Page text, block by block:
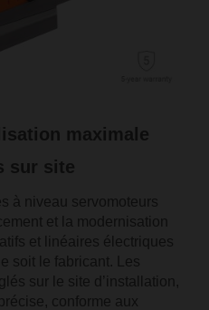
maximale
sur site
à niveau servomoteurs
et la modernisation
et linéaires électriques
soit le fabricant. Les
sur le site d’installation,
conforme aux